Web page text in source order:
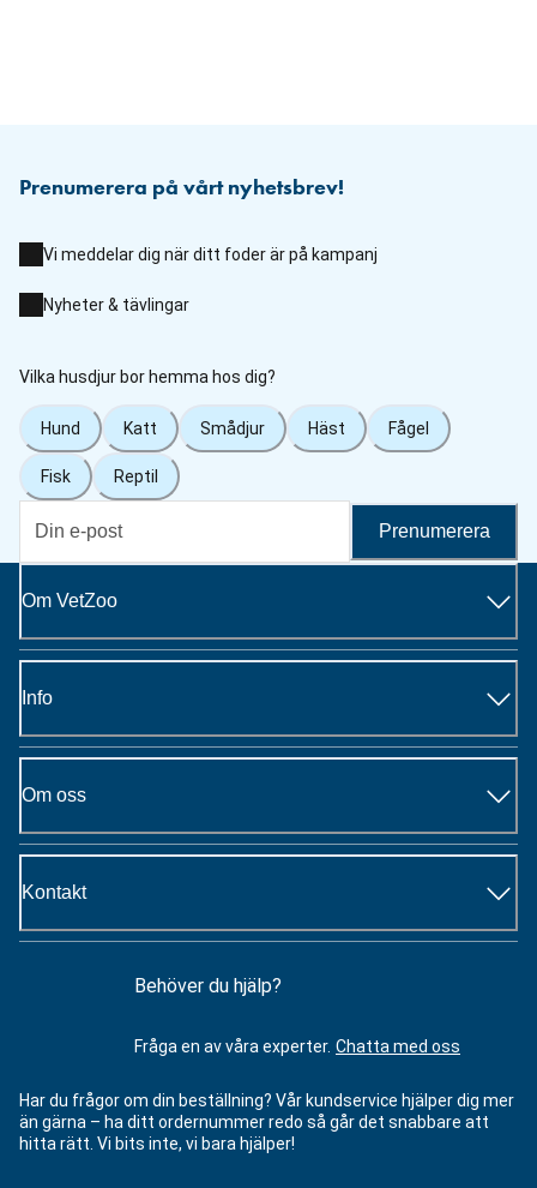
Prenumerera på vårt nyhetsbrev!
Vi meddelar dig när ditt foder är på kampanj
Nyheter & tävlingar
Vilka husdjur bor hemma hos dig?
Hund Katt Smådjur Häst Fågel
Fisk Reptil
Prenumerera
Om VetZoo
Info
Om oss
Kontakt
Behöver du hjälp?
Fråga en av våra experter. Chatta med oss
Har du frågor om din beställning? Vår kundservice hjälper dig mer
än gärna – ha ditt ordernummer redo så går det snabbare att
hitta rätt. Vi bits inte, vi bara hjälper!